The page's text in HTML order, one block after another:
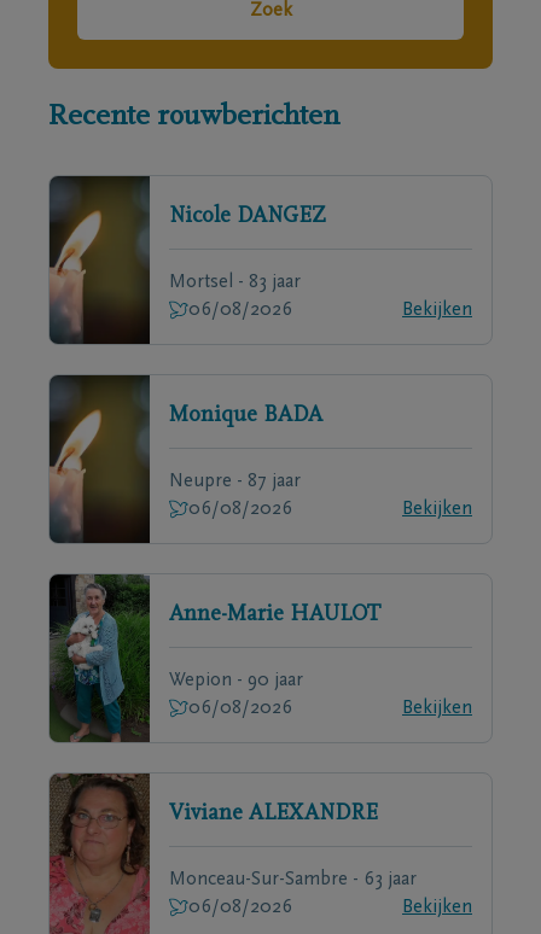
Zoek
Recente rouwberichten
Nicole DANGEZ
Mortsel - 83 jaar
06/08/2026
Bekijken
Monique BADA
Neupre - 87 jaar
06/08/2026
Bekijken
Anne-Marie HAULOT
Wepion - 90 jaar
06/08/2026
Bekijken
Viviane ALEXANDRE
Monceau-Sur-Sambre - 63 jaar
06/08/2026
Bekijken